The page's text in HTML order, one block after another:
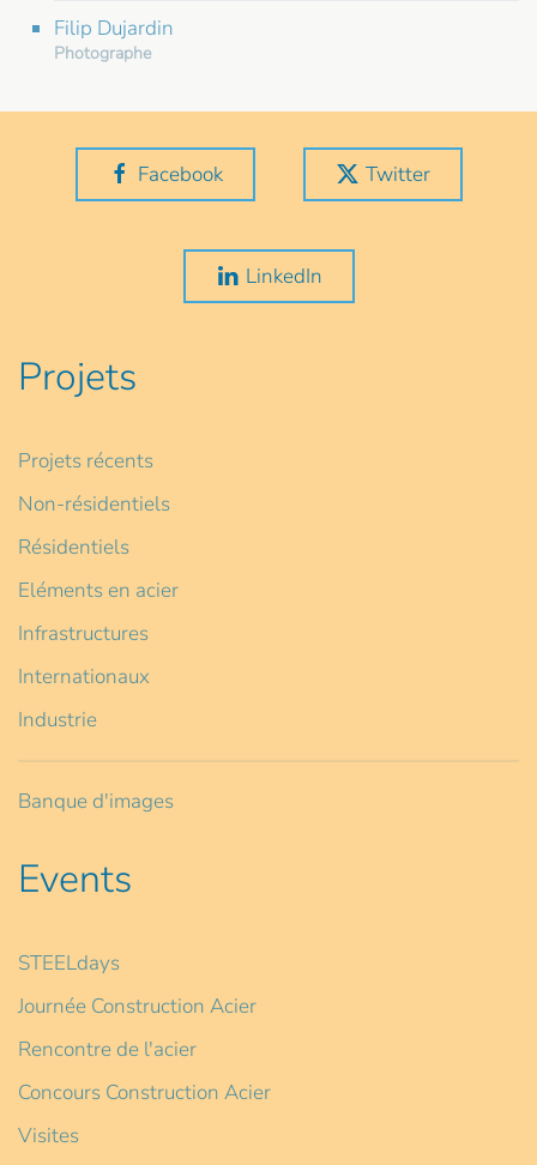
Filip Dujardin
Photographe
Facebook Twitter
LinkedIn
Projets
Projets récents
Non-résidentiels
Résidentiels
Eléments en acier
Infrastructures
Internationaux
Industrie
Banque d'images
Events
STEELdays
Journée Construction Acier
Rencontre de l'acier
Concours Construction Acier
Visites